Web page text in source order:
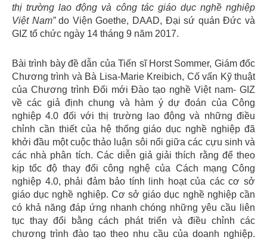
thị trường lao động và công tác giáo dục nghề nghiệp
Việt Nam”do Viện Goethe, DAAD, Đại sứ quán Đức và
GIZ tổ chức ngày 14 tháng 9 năm 2017.
Bài trình bày đề dẫn của Tiến sĩ Horst Sommer, Giám đốc
Chương trình và Bà Lisa-Marie Kreibich, Cố vấn Kỹ thuật
của Chương trình Đổi mới Đào tạo nghề Việt nam- GIZ
về các giả định chung và hàm ý dự đoán của Công
nghiệp 4.0 đối với thị trường lao động và những điều
chỉnh cần thiết của hệ thống giáo dục nghề nghiệp đã
khởi đầu một cuộc thảo luận sôi nổi giữa các cựu sinh và
các nhà phân tích. Các diễn giả giải thích rằng để theo
kịp tốc độ thay đổi công nghệ của Cách mạng Công
nghiệp 4.0, phải đảm bảo tính linh hoạt của các cơ sở
giáo dục nghề nghiệp. Cơ sở giáo dục nghề nghiệp cần
có khả năng đáp ứng nhanh chóng những yêu cầu liên
tục thay đổi bằng cách phát triển và điều chỉnh các
chương trình đào tạo theo nhu cầu của doanh nghiệp.